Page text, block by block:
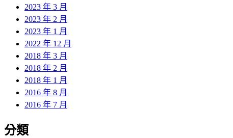
2023 年 3 月
2023 年 2 月
2023 年 1 月
2022 年 12 月
2018 年 3 月
2018 年 2 月
2018 年 1 月
2016 年 8 月
2016 年 7 月
分類